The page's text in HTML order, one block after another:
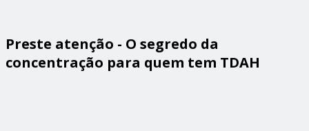
Preste atenção - O segredo da
concentração para quem tem TDAH